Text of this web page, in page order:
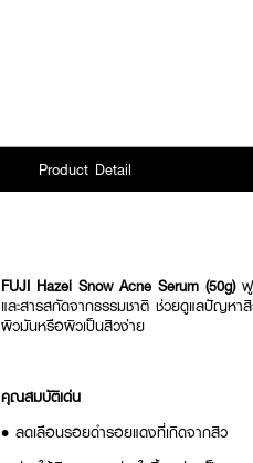
Product Detail
FUJI Hazel Snow Acne Serum (50g)
และสารสกัดจากธรรมชาติ ช่วยดูแลปัญหา
ผิวมันหรือผิวเป็นสิวง่าย
คุณสมบัติเด่น
• ลดเลือนรอยดำรอยแดงที่เกิดจากสิว